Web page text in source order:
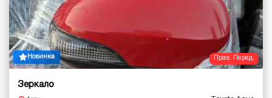
Прав. Перед.
Новинка
Зеркало